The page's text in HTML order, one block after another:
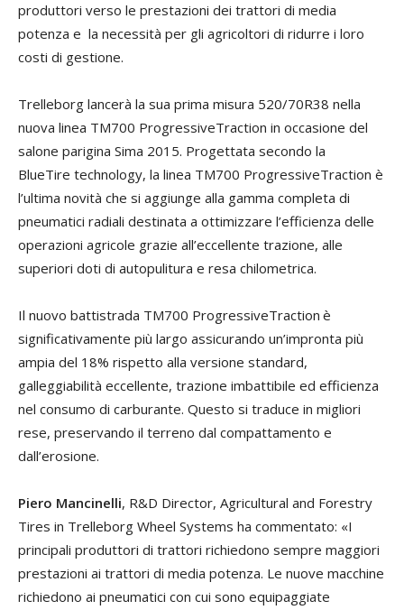
produttori verso le prestazioni dei trattori di media
potenza e la necessità per gli agricoltori di ridurre i loro
costi di gestione.
Trelleborg lancerà la sua prima misura 520/70R38 nella
nuova linea TM700 ProgressiveTraction in occasione del
salone parigina Sima 2015. Progettata secondo la
BlueTire technology, la linea TM700 ProgressiveTraction è
l’ultima novità che si aggiunge alla gamma completa di
pneumatici radiali destinata a ottimizzare l’efficienza delle
operazioni agricole grazie all’eccellente trazione, alle
superiori doti di autopulitura e resa chilometrica.
Il nuovo battistrada TM700 ProgressiveTraction è
significativamente più largo assicurando un’impronta più
ampia del 18% rispetto alla versione standard,
galleggiabilità eccellente, trazione imbattibile ed efficienza
nel consumo di carburante. Questo si traduce in migliori
rese, preservando il terreno dal compattamento e
dall’erosione.
Piero Mancinelli, R&D Director, Agricultural and Forestry
Tires in Trelleborg Wheel Systems ha commentato: «I
principali produttori di trattori richiedono sempre maggiori
prestazioni ai trattori di media potenza. Le nuove macchine
richiedono ai pneumatici con cui sono equipaggiate